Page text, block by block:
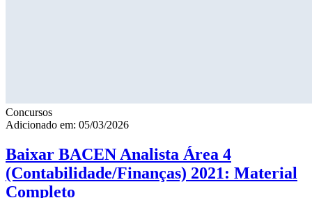
Concursos
Adicionado em: 05/03/2026
Baixar BACEN Analista Área 4
(Contabilidade/Finanças) 2021: Material
Completo